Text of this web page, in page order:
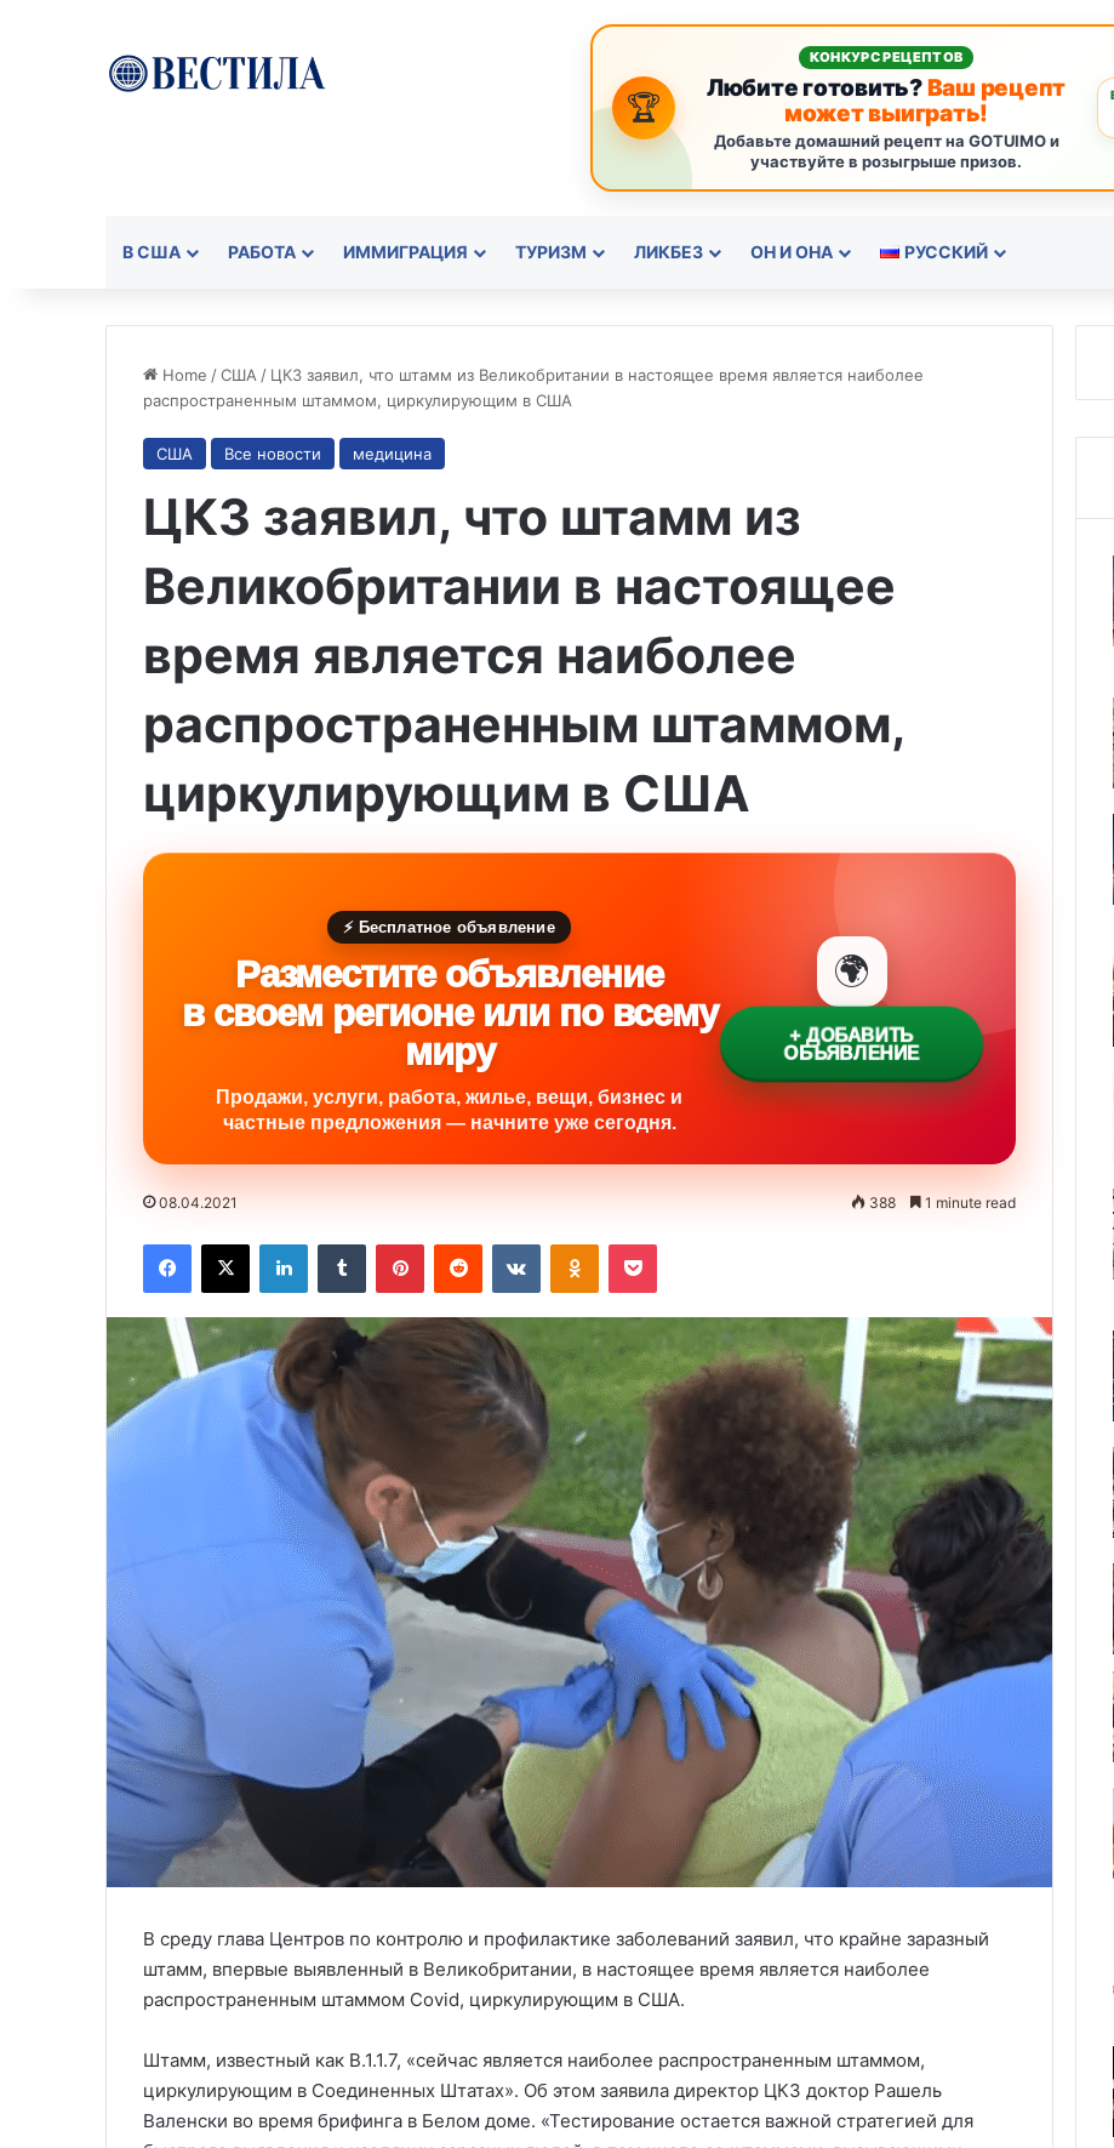
🏆
КОНКУРС РЕЦЕПТОВ
Любите готовить?Ваш рецепт
может выиграть!
Добавьте домашний рецепт на GOTUIMO и
участвуйте в розыгрыше призов.
В США РАБОТА ИММИГРАЦИЯ ТУРИЗМ ЛИКБЕЗ ОН И ОНА РУССКИЙ
Home /США / ЦКЗ заявил, что штамм из Великобритании в настоящее время является наиболее
распространенным штаммом, циркулирующим в США
США Все новости медицина
ЦКЗ заявил, что штамм из
Великобритании в настоящее
время является наиболее
распространенным штаммом,
циркулирующим в США
⚡ Бесплатное объявление
Разместите объявление
в своем регионе или по всему
миру
Продажи, услуги, работа, жилье, вещи, бизнес и
частные предложения — начните уже сегодня.
🌍
+ ДОБАВИТЬ
ОБЪЯВЛЕНИЕ
08.04.2021 388 1 minute read
В среду глава Центров по контролю и профилактике заболеваний заявил, что крайне заразный
штамм, впервые выявленный в Великобритании, в настоящее время является наиболее
распространенным штаммом Covid, циркулирующим в США.
Штамм, известный как B.1.1.7, «сейчас является наиболее распространенным штаммом,
циркулирующим в Соединенных Штатах». Об этом заявила директор ЦКЗ доктор Рашель
Валенски во время брифинга в Белом доме. «Тестирование остается важной стратегией для